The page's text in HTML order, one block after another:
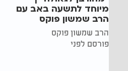
מיוחד לתשעה באב עם
הרב שמשון פוקס
הרב שמשון פוקס
פורסם לפני